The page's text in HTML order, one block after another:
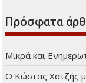
Πρόσφατα
Μικρά και
Ο Κώστας Χατζής